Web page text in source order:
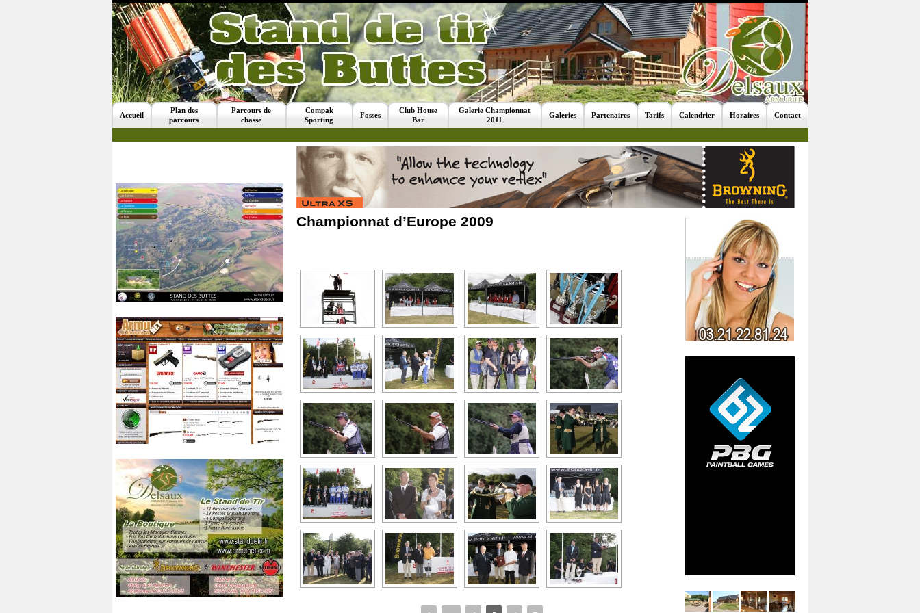
Accueil
Plan des
parcours
Parcours de
chasse
Compak
Sporting
Fosses
Club House
Bar
Galerie Championnat
2011
Galeries Partenaires Tarifs Calendrier Horaires Contact
Championnat d’Europe 2009